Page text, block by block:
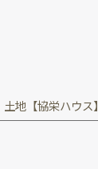
地【協栄ハウス】